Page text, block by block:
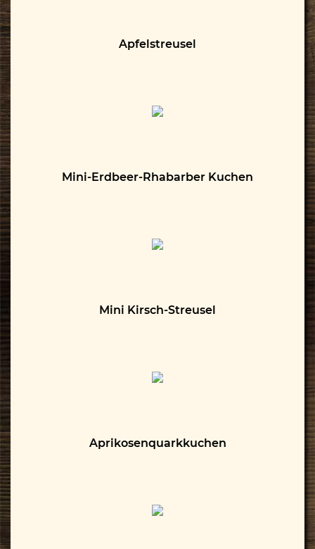
Apfelstreusel
Mini-Erdbeer-Rhabarber Kuchen
Mini Kirsch-Streusel
Aprikosenquarkkuchen